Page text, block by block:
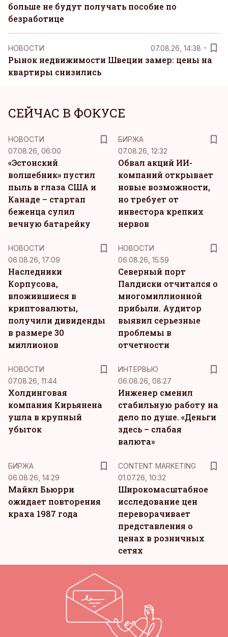
больше не будут получать пособие по
безработице
НОВОСТИ 07.08.26, 14:38
Рынок недвижимости Швеции замер: цены на
квартиры снизились
СЕЙЧАС В ФОКУСЕ
НОВОСТИ
07.08.26, 06:00
«Эстонский
волшебник» пустил
пыль в глаза США и
Канаде – стартап
беженца сулил
вечную батарейку
БИРЖА
07.08.26, 12:32
Обвал акций ИИ-
компаний открывает
новые возможности,
но требует от
инвестора крепких
нервов
НОВОСТИ
06.08.26, 17:09
Наследники
Корпусова,
вложившиеся в
криптовалюты,
получили дивиденды
в размере 30
миллионов
НОВОСТИ
06.08.26, 15:59
Северный порт
Палдиски отчитался о
многомиллионной
прибыли. Аудитор
выявил серьезные
проблемы в
отчетности
НОВОСТИ
07.08.26, 11:44
Холдинговая
компания Кирьянена
ушла в крупный
убыток
ИНТЕРВЬЮ
06.08.26, 08:27
Инженер сменил
стабильную работу на
дело по душе. «Деньги
здесь – слабая
валюта»
БИРЖА
06.08.26, 14:29
Майкл Бьюрри
ожидает повторения
краха 1987 года
CONTENT MARKETING
01.07.26, 10:32
Широкомасштабное
исследование цен
переворачивает
представления о
ценах в розничных
сетях